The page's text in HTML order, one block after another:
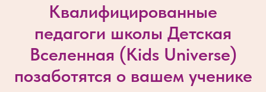
Квалифицированные
педагоги школы Детская
Вселенная (Kids Universe)
позаботятся о вашем ученике